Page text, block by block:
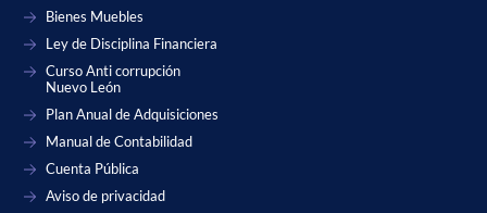
Bienes Muebles
Ley de Disciplina Financiera
Curso Anti corrupción
Nuevo León
Plan Anual de Adquisiciones
Manual de Contabilidad
Cuenta Pública
Aviso de privacidad